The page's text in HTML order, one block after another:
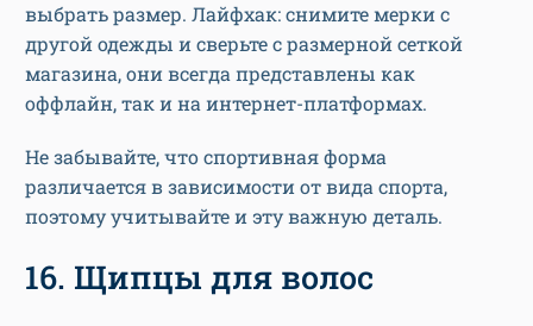
выбрать размер. Лайфхак: снимите мерки с
другой одежды и сверьте с размерной сеткой
магазина, они всегда представлены как
оффлайн, так и на интернет-платформах.
Не забывайте, что спортивная форма
различается в зависимости от вида спорта,
поэтому учитывайте и эту важную деталь.
16. Щипцы для волос